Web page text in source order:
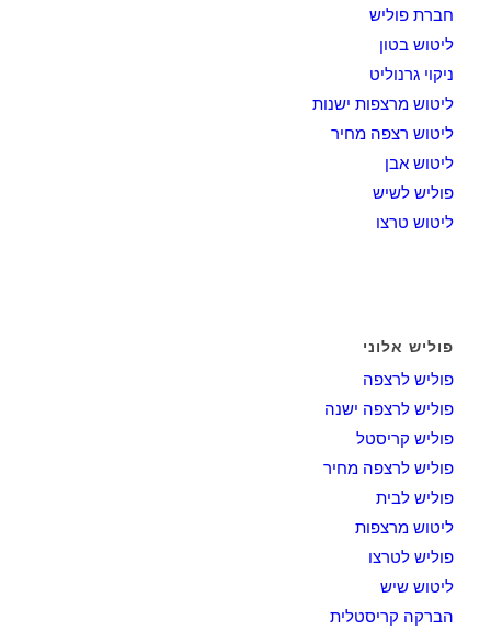
חברת פוליש
ליטוש בטון
ניקוי גרנוליט
ליטוש מרצפות ישנות
ליטוש רצפה מחיר
ליטוש אבן
פוליש לשיש
ליטוש טרצו
פוליש אלוני
פוליש לרצפה
פוליש לרצפה ישנה
פוליש קריסטל
פוליש לרצפה מחיר
פוליש לבית
ליטוש מרצפות
פוליש לטרצו
ליטוש שיש
הברקה קריסטלית